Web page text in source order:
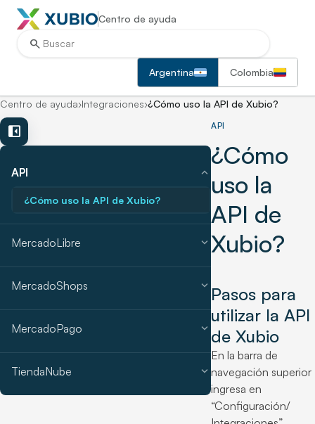
Centro de ayuda
search
Argentina Colombia
Centro de ayuda›Integraciones›¿Cómo uso la API de Xubio?
left_panel_close
API expand_more
¿Cómo uso la API de Xubio?
MercadoLibre expand_more
MercadoShops expand_more
MercadoPago expand_more
TiendaNube expand_more
API
¿Cómo
uso la
API de
Xubio?
Pasos para
utilizar la API
de Xubio
En la barra de
navegación superior
ingresa en
“Configuración/